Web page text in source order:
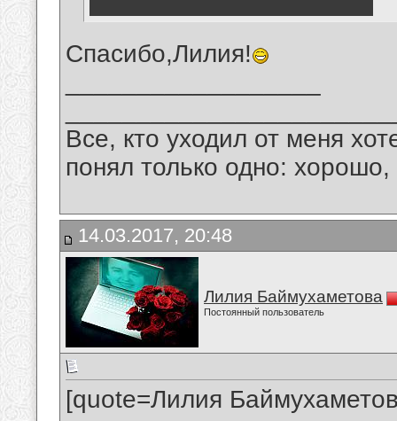
Спасибо,Лилия!
Все, кто уходил от меня
понял только одно:
14.03.2017, 20:48
Лилия Баймухаметова
Постоянный пользователь
[quote=Лилия